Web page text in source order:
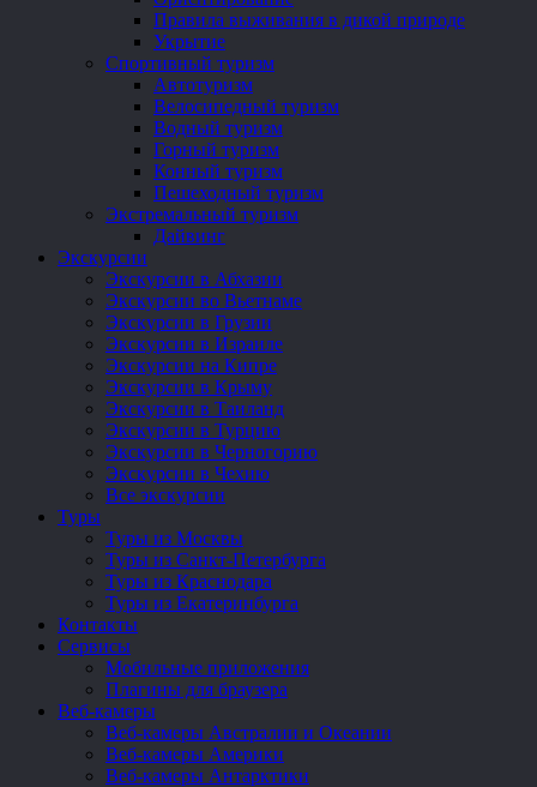
Правила выживания в дикой природе
Укрытие
Спортивный туризм
Автотуризм
Велосипедный туризм
Водный туризм
Горный туризм
Конный туризм
Пешеходный туризм
Экстремальный туризм
Дайвинг
Экскурсии
Экскурсии в Абхазии
Экскурсии во Вьетнаме
Экскурсии в Грузии
Экскурсии в Израиле
Экскурсии на Кипре
Экскурсии в Крыму
Экскурсии в Таиланд
Экскурсии в Турцию
Экскурсии в Черногорию
Экскурсии в Чехию
Все экскурсии
Туры
Туры из Москвы
Туры из Санкт-Петербурга
Туры из Краснодара
Туры из Екатеринбурга
Контакты
Сервисы
Мобильные приложения
Плагины для браузера
Веб-камеры
Веб-камеры Австралии и Океании
Веб-камеры Америки
Веб-камеры Антарктики